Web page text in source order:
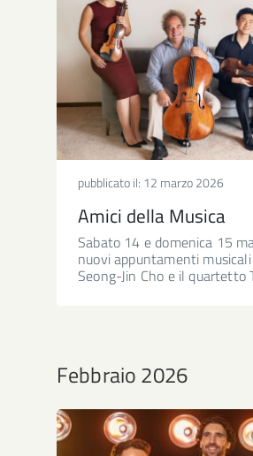
pubblicato il: 12 marzo 2026
Amici della Musica
Sabato 14 e domenica 15
nuovi appuntamenti
Seong-Jin Cho e il quartetto
Febbraio 2026